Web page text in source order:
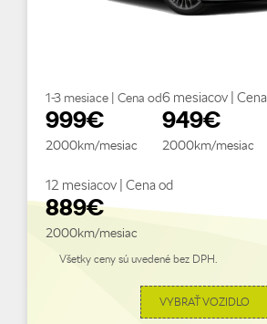
1-3 mesiace | Cena od
999€
2000km/mesiac
6 mesiacov |
949€
2000km/mesiac
12 mesiacov | Cena od
889€
2000km/mesiac
Všetky ceny sú uvedené bez DPH.
VYBRAŤ VOZIDLO